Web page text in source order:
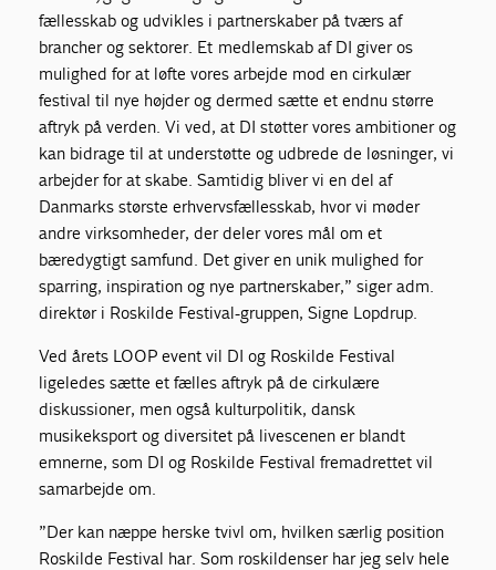
fællesskab og udvikles i partnerskaber på tværs af
brancher og sektorer. Et medlemskab af DI giver os
mulighed for at løfte vores arbejde mod en cirkulær
festival til nye højder og dermed sætte et endnu større
aftryk på verden. Vi ved, at DI støtter vores ambitioner og
kan bidrage til at understøtte og udbrede de løsninger, vi
arbejder for at skabe. Samtidig bliver vi en del af
Danmarks største erhvervsfællesskab, hvor vi møder
andre virksomheder, der deler vores mål om et
bæredygtigt samfund. Det giver en unik mulighed for
sparring, inspiration og nye partnerskaber,” siger adm.
direktør i Roskilde Festival-gruppen, Signe Lopdrup.
Ved årets LOOP event vil DI og Roskilde Festival
ligeledes sætte et fælles aftryk på de cirkulære
diskussioner, men også kulturpolitik, dansk
musikeksport og diversitet på livescenen er blandt
emnerne, som DI og Roskilde Festival fremadrettet vil
samarbejde om.
”Der kan næppe herske tvivl om, hvilken særlig position
Roskilde Festival har. Som roskildenser har jeg selv hele